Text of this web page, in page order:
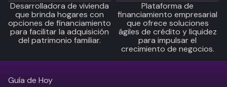
Desarrolladora de vivienda
que brinda hogares con
opciones de financiamiento
para facilitar la adquisición
del patrimonio familiar.
Plataforma de
financiamiento empresarial
que ofrece soluciones
ágiles de crédito y liquidez
para impulsar el
crecimiento de negocios.
Guía de Hoy